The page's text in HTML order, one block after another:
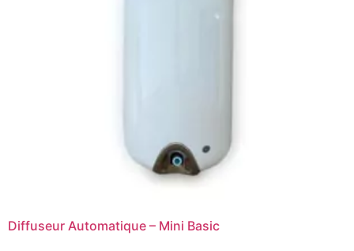
Diffuseur Automatique – Mini Basic